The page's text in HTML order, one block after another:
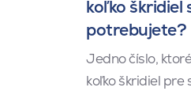
koľko škridiel
potrebujete?
Jedno číslo,
koľko škridiel pre